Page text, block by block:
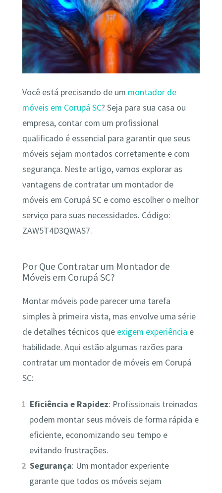
Você está precisando de um montador de
móveis em Corupá SC? Seja para sua casa ou
empresa, contar com um profissional
qualificado é essencial para garantir que seus
móveis sejam montados corretamente e com
segurança. Neste artigo, vamos explorar as
vantagens de contratar um montador de
móveis em Corupá SC e como escolher o melhor
serviço para suas necessidades. Código:
ZAW5T4D3QWAS7.
Por Que Contratar um Montador de
Móveis em Corupá SC?
Montar móveis pode parecer uma tarefa
simples à primeira vista, mas envolve uma série
de detalhes técnicos que exigem experiência e
habilidade. Aqui estão algumas razões para
contratar um montador de móveis em Corupá
SC:
Eficiência e Rapidez: Profissionais treinados
podem montar seus móveis de forma rápida e
eficiente, economizando seu tempo e
evitando frustrações.
Segurança: Um montador experiente
garante que todos os móveis sejam